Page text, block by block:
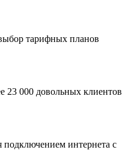
тарифных планов
23 000 довольных клиентов
интернета с